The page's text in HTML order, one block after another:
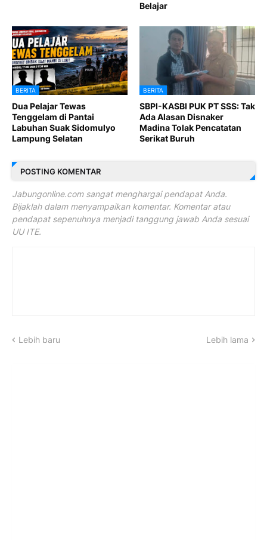
Belajar
BERITA
Dua Pelajar Tewas
Tenggelam di Pantai
Labuhan Suak Sidomulyo
Lampung Selatan
BERITA
SBPI-KASBI PUK PT SSS: Tak
Ada Alasan Disnaker
Madina Tolak Pencatatan
Serikat Buruh
POSTING KOMENTAR
Jabungonline.com sangat menghargai pendapat Anda.
Bijaklah dalam menyampaikan komentar. Komentar atau
pendapat sepenuhnya menjadi tanggung jawab Anda sesuai
UU ITE.
Lebih baru Lebih lama